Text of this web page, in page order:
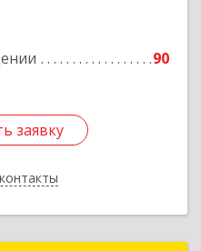
90
заявку
заявку